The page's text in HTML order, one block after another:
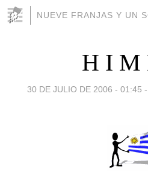
NUEVE FRANJAS Y UN
H I M
30 DE JULIO DE 2006 - 01:45 -